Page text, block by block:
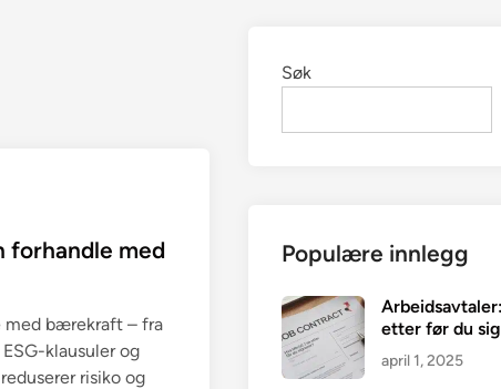
forhandle med
med bærekraft – fra
klausuler og
risiko og
Søk
Populære innlegg
etter før du
april 1, 2025